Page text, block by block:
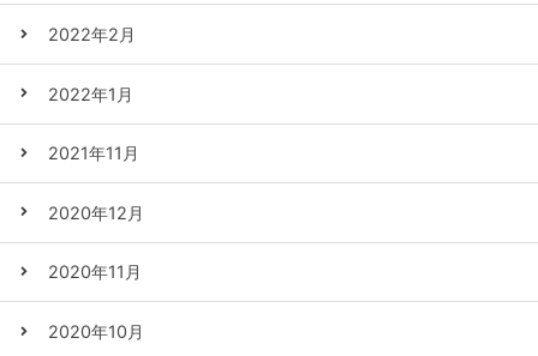
2022年2月
2022年1月
2021年11月
2020年12月
2020年11月
2020年10月